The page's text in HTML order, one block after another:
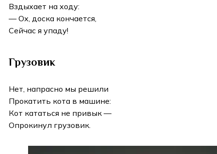
Вздыхает на ходу:
— Ох, доска кончается,
Сейчас я упаду!
Грузовик
Нет, напрасно мы решили
Прокатить кота в машине:
Кот кататься не привык —
Опрокинул грузовик.